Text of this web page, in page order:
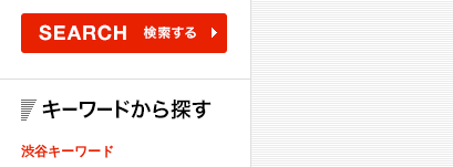
渋谷キーワード